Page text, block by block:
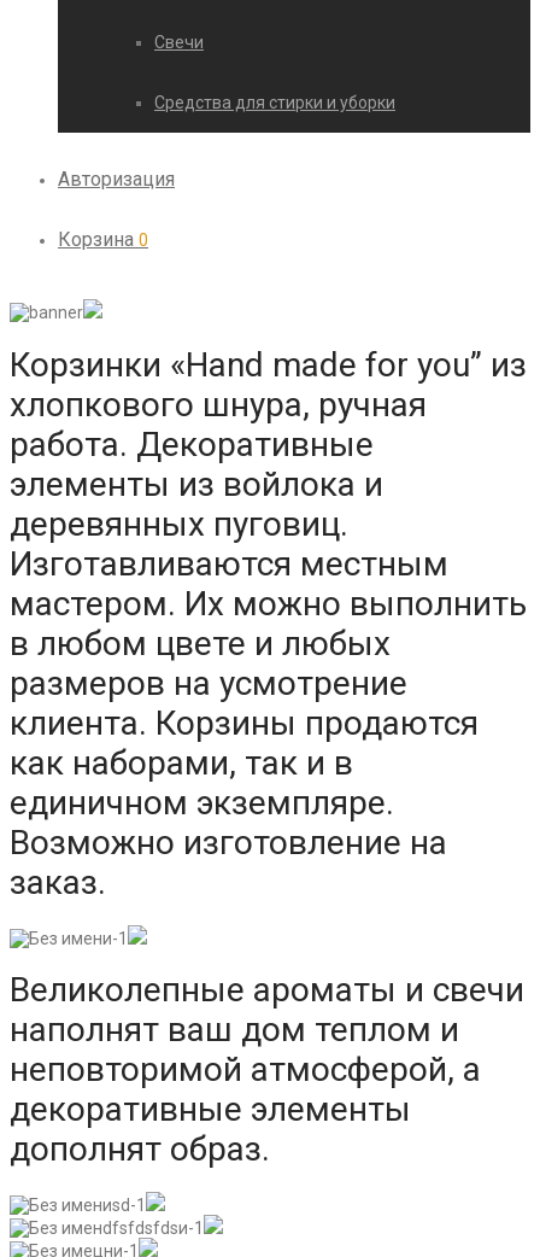
Свечи
Средства для стирки и уборки
Авторизация
Корзина 0
Корзинки «Hand made for you” из
хлопкового шнура, ручная
работа. Декоративные
элементы из войлока и
деревянных пуговиц.
Изготавливаются местным
мастером. Их можно выполнить
в любом цвете и любых
размеров на усмотрение
клиента. Корзины продаются
как наборами, так и в
единичном экземпляре.
Возможно изготовление на
заказ.
Великолепные ароматы и свечи
наполнят ваш дом теплом и
неповторимой атмосферой, а
декоративные элементы
дополнят образ.